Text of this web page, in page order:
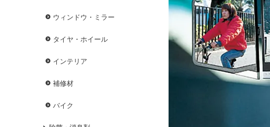
ウィンドウ・ミラー
タイヤ・ホイール
インテリア
補修材
バイク